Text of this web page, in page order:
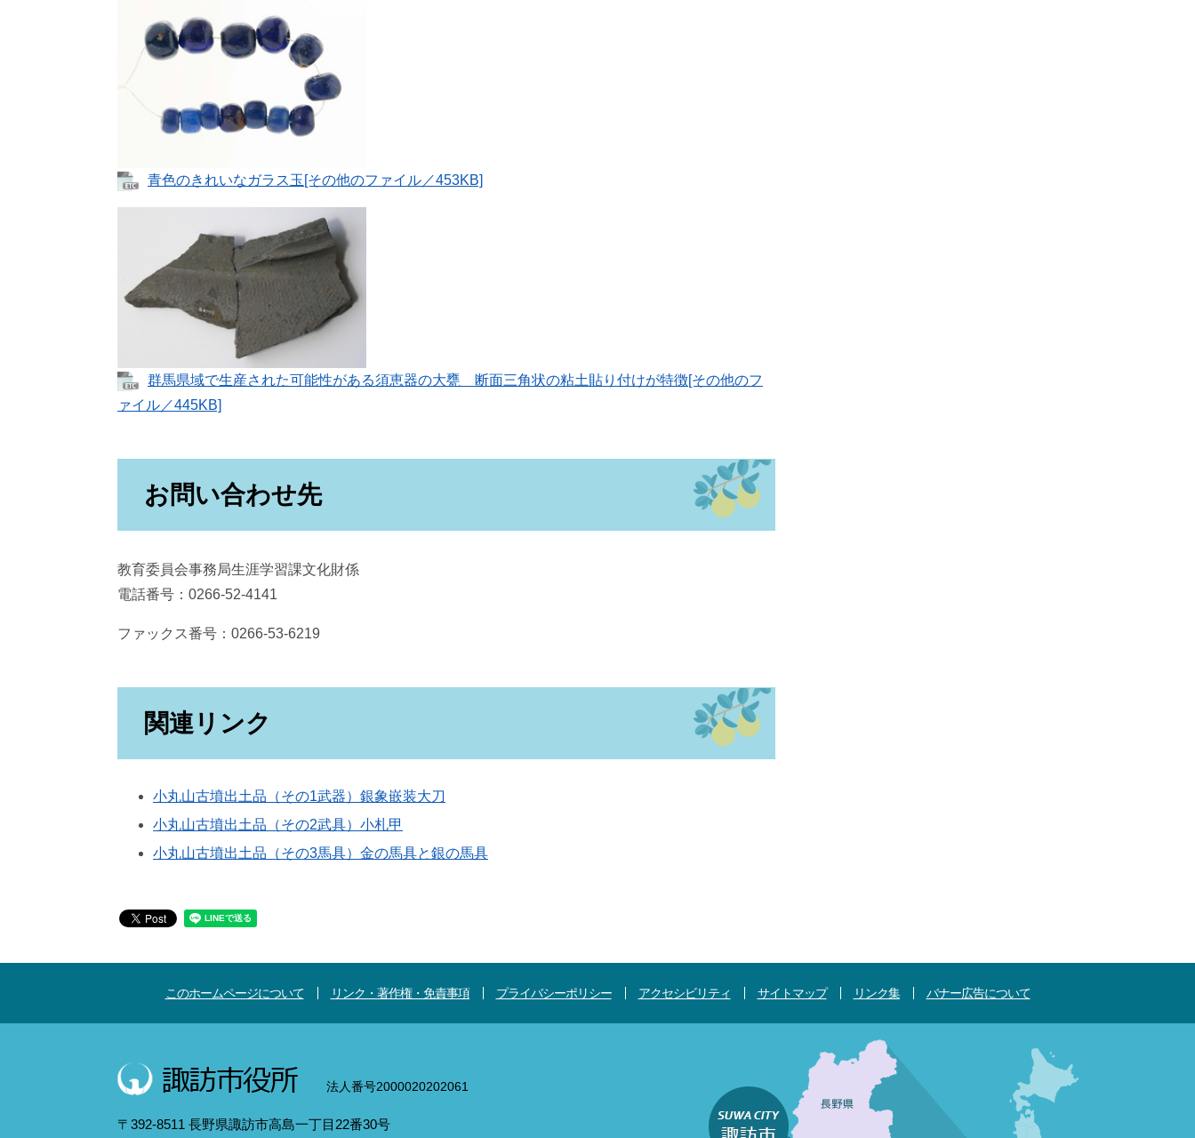
青色のきれいなガラス玉[その他のファイル／453KB]
群馬県域で生産された可能性がある須恵器の大甕 断面三角状の粘土貼り付けが特徴[その他のフ
ァイル／445KB]
お問い合わせ先
教育委員会事務局生涯学習課文化財係
電話番号：0266-52-4141
ファックス番号：0266-53-6219
関連リンク
小丸山古墳出土品（その1武器）銀象嵌装大刀
小丸山古墳出土品（その2武具）小札甲
小丸山古墳出土品（その3馬具）金の馬具と銀の馬具
このホームページについて リンク・著作権・免責事項 プライバシーポリシー アクセシビリティ サイトマップ リンク集 バナー広告について
法人番号2000020202061
〒392-8511 長野県諏訪市高島一丁目22番30号